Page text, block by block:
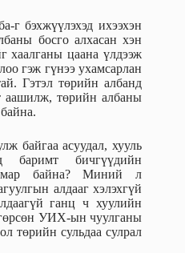
бэхжүүлэхэд ихээхэн
босго алхасан хэн
хаалганы цаана үлдээж
гэж гүнээ ухамсарлан
Гэтэл төрийн албанд
аашилж, төрийн албаны
байгаа асуудал, хууль
баримт бичгүүдийн
ямар байна? Миний л
алдааг хэлэхгүй
ганц ч хуулийн
УИХ-ын чуулганы
төрийн сульдаа сулрал